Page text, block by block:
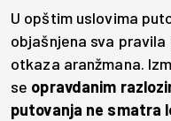
U opštim uslovima
objašnjena sva
otkaza aranžmana.
se opravdanim
putovanja ne smatra